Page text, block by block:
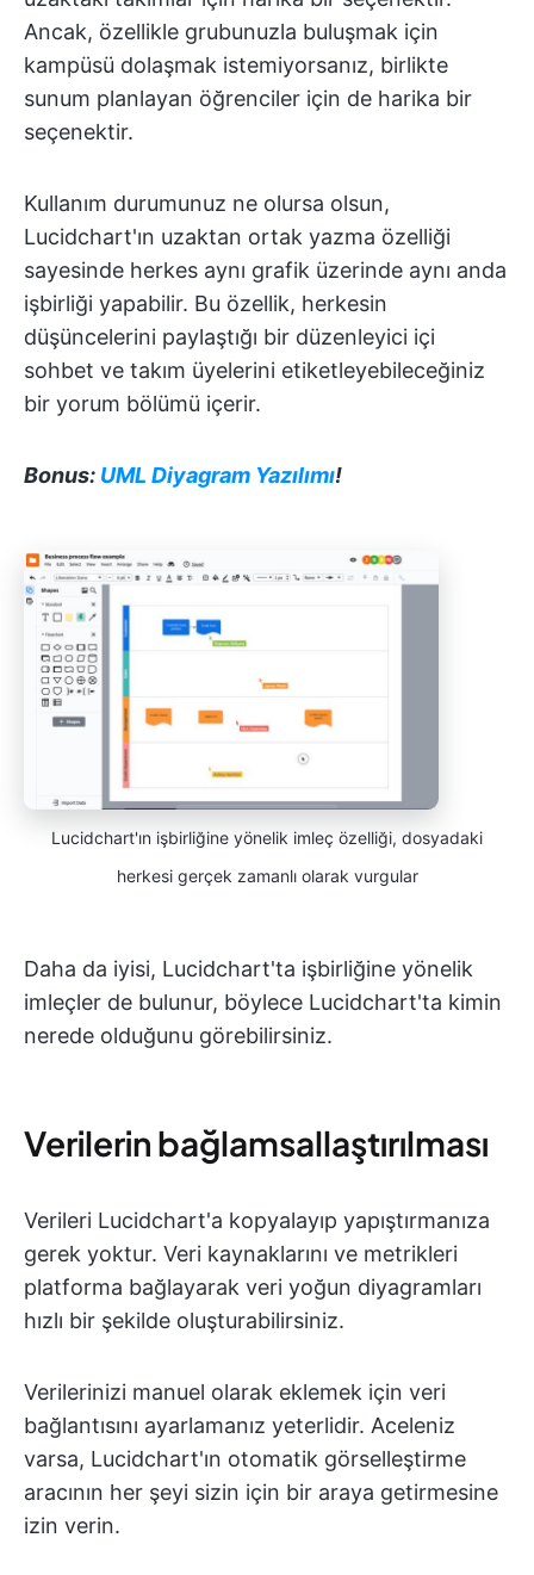
Ancak, özellikle grubunuzla buluşmak için
kampüsü dolaşmak istemiyorsanız, birlikte
sunum planlayan öğrenciler için de harika bir
seçenektir.
Kullanım durumunuz ne olursa olsun,
Lucidchart'ın uzaktan ortak yazma özelliği
sayesinde herkes aynı grafik üzerinde aynı anda
işbirliği yapabilir. Bu özellik, herkesin
düşüncelerini paylaştığı bir düzenleyici içi
sohbet ve takım üyelerini etiketleyebileceğiniz
bir yorum bölümü içerir.
Bonus: UML Diyagram Yazılımı!
Lucidchart'ın işbirliğine yönelik imleç özelliği, dosyadaki
herkesi gerçek zamanlı olarak vurgular
Daha da iyisi, Lucidchart'ta işbirliğine yönelik
imleçler de bulunur, böylece Lucidchart'ta kimin
nerede olduğunu görebilirsiniz.
Verilerin bağlamsallaştırılması
Verileri Lucidchart'a kopyalayıp yapıştırmanıza
gerek yoktur. Veri kaynaklarını ve metrikleri
platforma bağlayarak veri yoğun diyagramları
hızlı bir şekilde oluşturabilirsiniz.
Verilerinizi manuel olarak eklemek için veri
bağlantısını ayarlamanız yeterlidir. Aceleniz
varsa, Lucidchart'ın otomatik görselleştirme
aracının her şeyi sizin için bir araya getirmesine
izin verin.